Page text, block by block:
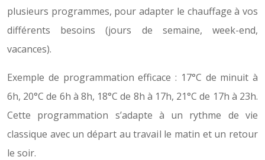
plusieurs programmes, pour adapter le chauffage à vos
différents besoins (jours de semaine, week-end,
vacances).
Exemple de programmation efficace : 17°C de minuit à
6h, 20°C de 6h à 8h, 18°C de 8h à 17h, 21°C de 17h à 23h.
Cette programmation s’adapte à un rythme de vie
classique avec un départ au travail le matin et un retour
le soir.